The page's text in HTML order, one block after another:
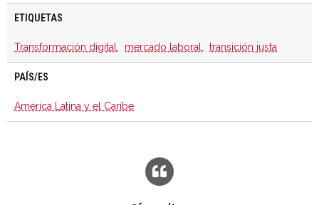
ETIQUETAS
Transformación digital, mercado laboral, transición justa
PAÍS/ES
América Latina y el Caribe